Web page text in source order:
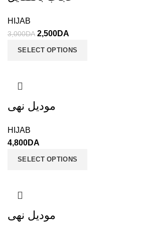
HIJAB
3,000DA 2,500DA
SELECT OPTIONS
موديل نهى
HIJAB
4,800DA
SELECT OPTIONS
موديل نهى